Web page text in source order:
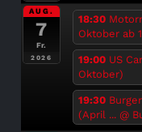
AUG.
7
Fr.
2026
18:30
Oktober ab
19:00 US
Oktober)
19:30
(April ... @